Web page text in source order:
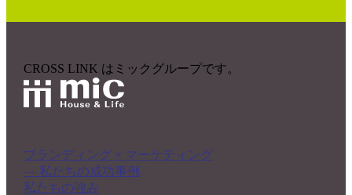
CROSS LINK はミックグループです。
ブランディング × マーケティング
― 私たちの成功事例
私たちの強み